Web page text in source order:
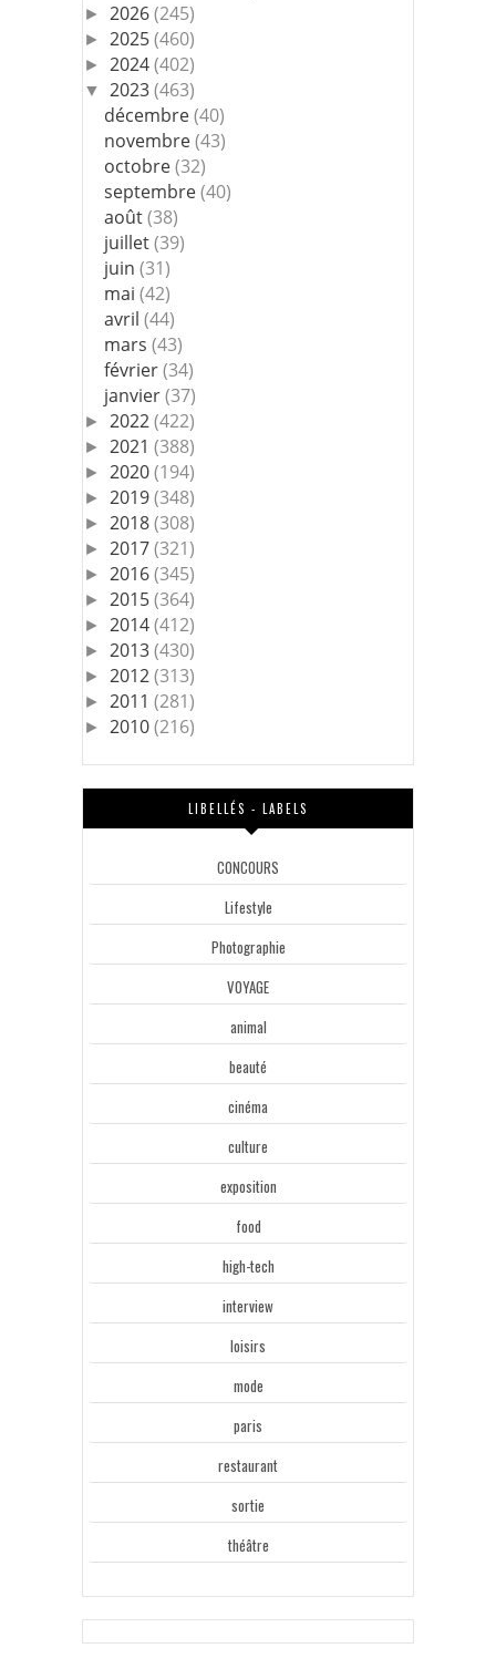
► 2026(245)
► 2025(460)
► 2024(402)
▼ 2023(463)
décembre(40)
novembre(43)
octobre(32)
septembre(40)
août(38)
juillet(39)
juin(31)
mai(42)
avril(44)
mars(43)
février(34)
janvier(37)
► 2022(422)
► 2021 (388)
► 2020(194)
► 2019(348)
► 2018(308)
► 2017(321)
► 2016(345)
► 2015(364)
► 2014(412)
► 2013(430)
► 2012(313)
► 2011 (281)
► 2010(216)
LIBELLÉS - LABELS
CONCOURS
Lifestyle
Photographie
VOYAGE
animal
beauté
cinéma
culture
exposition
food
high-tech
interview
loisirs
mode
paris
restaurant
sortie
théâtre